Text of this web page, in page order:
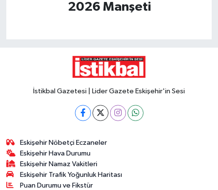
2026 Manşeti
İstikbal Gazetesi | Lider Gazete Eskişehir'in Sesi
Eskişehir Nöbetçi Eczaneler
Eskişehir Hava Durumu
Eskişehir Namaz Vakitleri
Eskişehir Trafik Yoğunluk Haritası
Puan Durumu ve Fikstür